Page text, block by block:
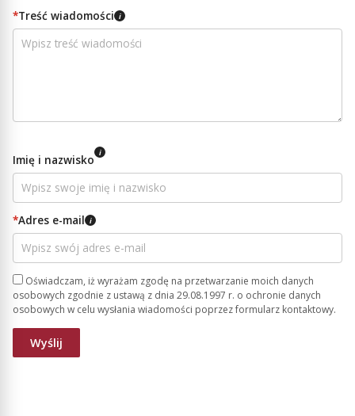
*Treść wiadomości i
Imię i nazwisko i
*Adres e-mail i
Oświadczam, iż wyrażam zgodę na przetwarzanie moich danych
osobowych zgodnie z ustawą z dnia 29.08.1997 r. o ochronie danych
osobowych w celu wysłania wiadomości poprzez formularz kontaktowy.